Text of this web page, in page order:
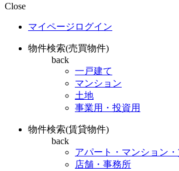
Close
マイページログイン
物件検索(売買物件)
back
一戸建て
マンション
土地
事業用・投資用
物件検索(賃貸物件)
back
アパート・マンション
店舗・事務所